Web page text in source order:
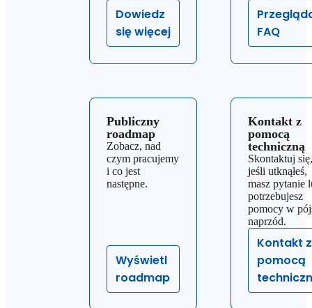
Dowiedz
się więcej
FAQ
Publiczny
roadmap
Zobacz, nad
czym pracujemy
i co jest
następne.
Wyświetl
roadmap
Kontakt z
pomocą
techniczną
Skontaktuj się,
jeśli utknąłeś,
masz pytanie
potrzebujesz
pomocy w
naprzód.
Kontakt z
pomocą